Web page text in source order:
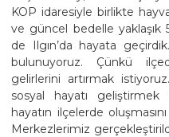
KOP idaresiyle birlikte
ve güncel bedelle yaklaşık
de Ilgın’da hayata
bulunuyoruz. Çünkü
gelirlerini artırmak
sosyal hayatı
hayatın ilçelerde
Merkezlerimiz